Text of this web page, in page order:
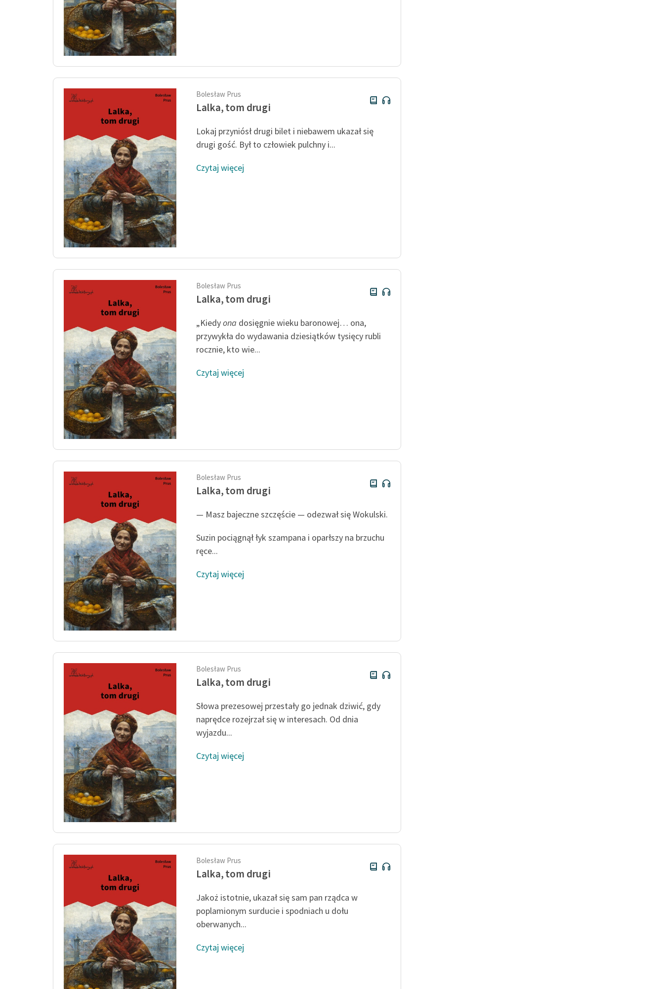
Bolesław Prus
Lalka, tom drugi
Lokaj przyniósł drugi bilet i niebawem ukazał się
drugi gość. Był to człowiek pulchny i...
Czytaj więcej
Bolesław Prus
Lalka, tom drugi
„Kiedyona dosięgnie wieku baronowej… ona,
przywykła do wydawania dziesiątków tysięcy rubli
rocznie, kto wie...
Czytaj więcej
Bolesław Prus
Lalka, tom drugi
— Masz bajeczne szczęście — odezwał się Wokulski.
Suzin pociągnął łyk szampana i oparłszy na brzuchu
ręce...
Czytaj więcej
Bolesław Prus
Lalka, tom drugi
Słowa prezesowej przestały go jednak dziwić, gdy
naprędce rozejrzał się w interesach. Od dnia
wyjazdu...
Czytaj więcej
Bolesław Prus
Lalka, tom drugi
Jakoż istotnie, ukazał się sam pan rządca w
poplamionym surducie i spodniach u dołu
oberwanych...
Czytaj więcej